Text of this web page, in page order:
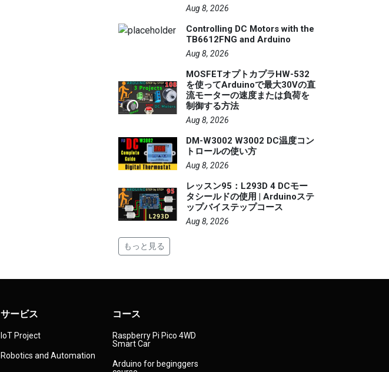
Aug 8, 2026
Controlling DC Motors with the
TB6612FNG and Arduino
Aug 8, 2026
MOSFETオプトカプラHW-532
を使ってArduinoで最大30Vの直
流モーターの速度または負荷を
制御する方法
Aug 8, 2026
DM-W3002 W3002 DC温度コン
トロールの使い方
Aug 8, 2026
レッスン95：L293D 4 DCモー
タシールドの使用 | Arduinoステ
ップバイステップコース
Aug 8, 2026
もっと見る
サービス
IoT Project
Robotics and Automation
コース
Raspberry Pi Pico 4WD
Smart Car
Arduino for beginggers